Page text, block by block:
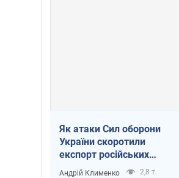
Як атаки Сил оборони
України скоротили
експорт російських
нафтопродуктів
Андрій Клименко 2,8 т.